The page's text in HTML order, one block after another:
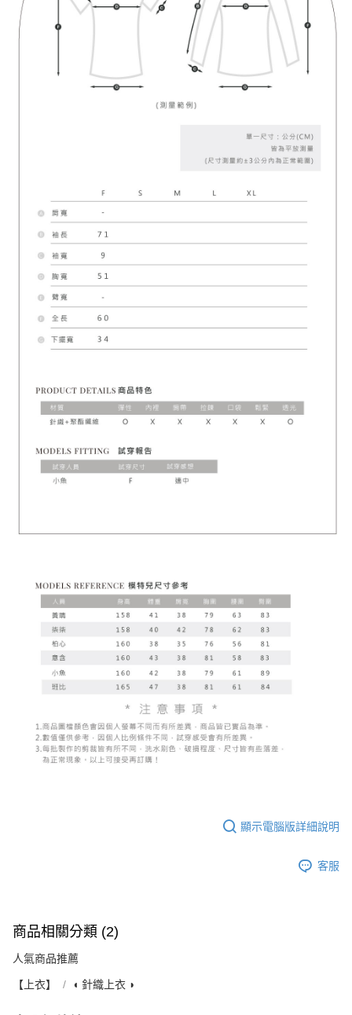
顯示電腦版詳細說明
客服
商品相關分類 (2)
人氣商品推薦
【上衣】 ◖ 針織上衣 ◗